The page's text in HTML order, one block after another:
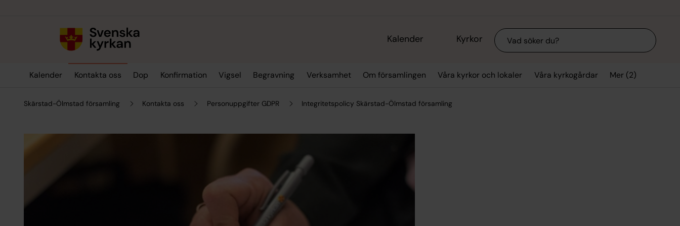
Kalender Kyrkor Sök
Kalender Kontakta oss Dop Konfirmation Vigsel Begravning Verksamhet Om församlingen Våra kyrkor och lokaler Våra kyrkogårdar Mer (2)
Skärstad-Ölmstad församling Kontakta oss Personuppgifter GDPR Integritetspolicy Skärstad-Ölmstad församling